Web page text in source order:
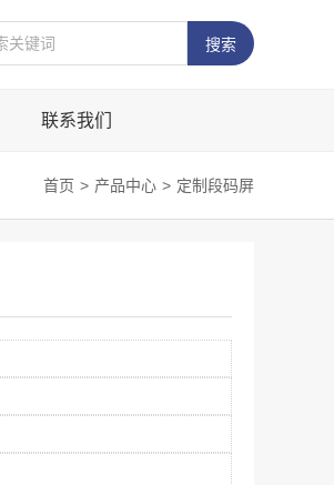
联系我们
首页 > 产品中心 > 定制段码屏